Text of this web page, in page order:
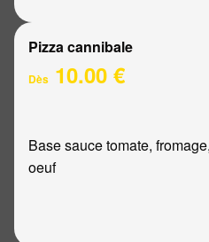
Pizza cannibale
Dès 10.00 €
Base sauce tomate,
oeuf